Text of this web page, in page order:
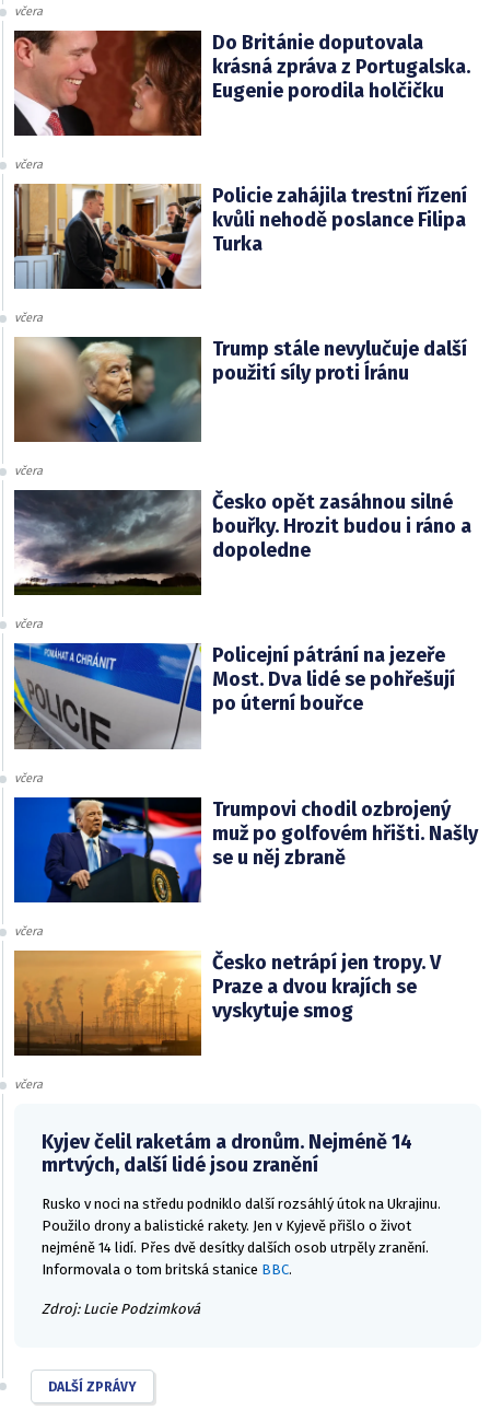
včera
Do Británie doputovala
krásná zpráva z Portugalska.
Eugenie porodila holčičku
včera
Policie zahájila trestní řízení
kvůli nehodě poslance Filipa
Turka
včera
Trump stále nevylučuje další
použití síly proti Íránu
včera
Česko opět zasáhnou silné
bouřky. Hrozit budou i ráno a
dopoledne
včera
Policejní pátrání na jezeře
Most. Dva lidé se pohřešují
po úterní bouřce
včera
Trumpovi chodil ozbrojený
muž po golfovém hřišti. Našly
se u něj zbraně
včera
Česko netrápí jen tropy. V
Praze a dvou krajích se
vyskytuje smog
včera
Kyjev čelil raketám a dronům. Nejméně 14
mrtvých, další lidé jsou zranění
Rusko v noci na středu podniklo další rozsáhlý útok na Ukrajinu.
Použilo drony a balistické rakety. Jen v Kyjevě přišlo o život
nejméně 14 lidí. Přes dvě desítky dalších osob utrpěly zranění.
Informovala o tom britská stanice BBC.
Zdroj: Lucie Podzimková
DALŠÍ ZPRÁVY